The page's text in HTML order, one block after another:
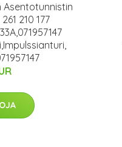
Asentotunnistin
210 177